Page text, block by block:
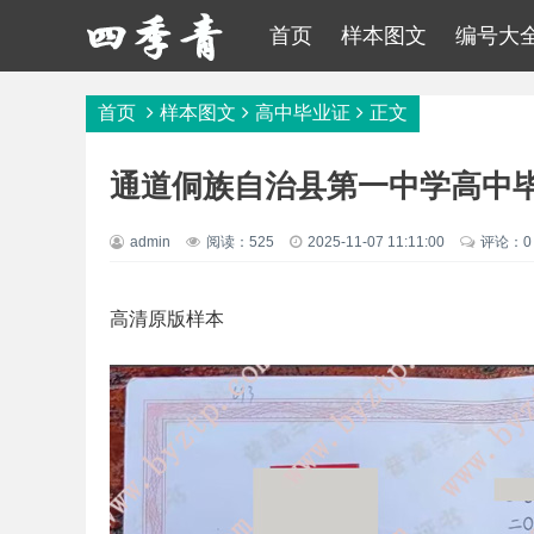
首页 样本图文 编号大
首页 样本图文 高中毕业证 正文
通道侗族自治县第一中学高中
admin 阅读：525 2025-11-07 11:11:00 评论：0
高清原版样本